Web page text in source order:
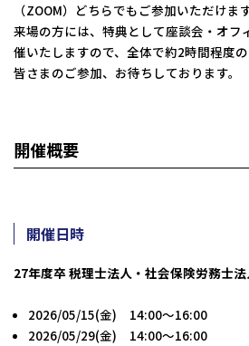
（ZOOM）どちらでもご参加いただけます
来場の方には、特典として座談会・オフ
催いたしますので、全体で約2時間程度の
皆さまのご参加、お待ちしております。
開催概要
開催日時
27年度卒 税理士法人・社会保険労務士
2026/05/15(金) 14:00～16:00
2026/05/29(金) 14:00～16:00